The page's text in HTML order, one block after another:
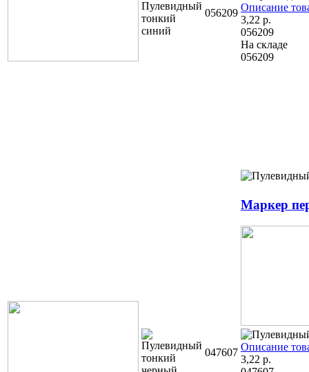
056209
Описание
3,22 р.
056209
На складе
056209
047607
Маркер
Описание
3,22 р.